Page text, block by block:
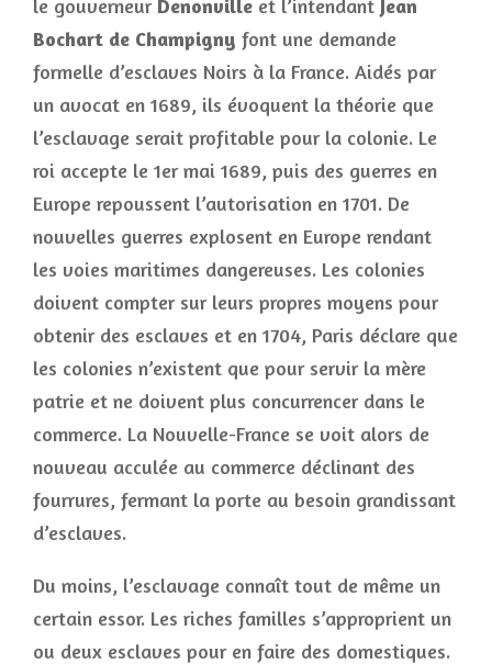
le gouverneur Denonville et l’intendant Jean
Bochart de Champigny font une demande
formelle d’esclaves Noirs à la France. Aidés par
un avocat en 1689, ils évoquent la théorie que
l’esclavage serait profitable pour la colonie. Le
roi accepte le 1er mai 1689, puis des guerres en
Europe repoussent l’autorisation en 1701. De
nouvelles guerres explosent en Europe rendant
les voies maritimes dangereuses. Les colonies
doivent compter sur leurs propres moyens pour
obtenir des esclaves et en 1704, Paris déclare que
les colonies n’existent que pour servir la mère
patrie et ne doivent plus concurrencer dans le
commerce. La Nouvelle-France se voit alors de
nouveau acculée au commerce déclinant des
fourrures, fermant la porte au besoin grandissant
d’esclaves.
Du moins, l’esclavage connaît tout de même un
certain essor. Les riches familles s’approprient un
ou deux esclaves pour en faire des domestiques.